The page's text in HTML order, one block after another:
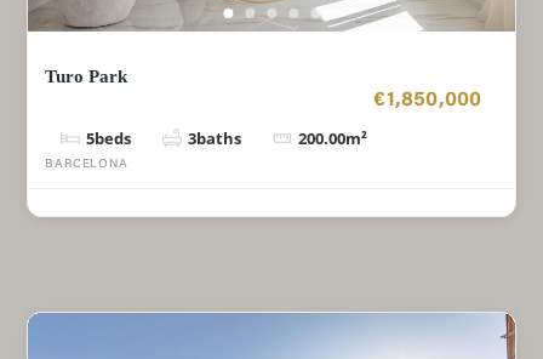
Turo Park
€1,850,000
5beds 3baths 200.00m²
BARCELONA